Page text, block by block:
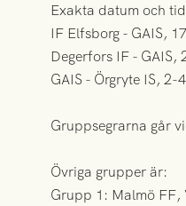
Exakta datum och
IF Elfsborg - GAIS,
Degerfors IF - GAIS,
GAIS - Örgryte IS, 2-
Gruppsegrarna går
Övriga grupper är:
Grupp 1: Malmö FF,